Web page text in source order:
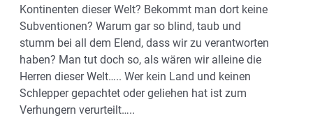
Kontinenten dieser Welt? Bekommt man dort keine
Subventionen? Warum gar so blind, taub und
stumm bei all dem Elend, dass wir zu verantworten
haben? Man tut doch so, als wären wir alleine die
Herren dieser Welt….. Wer kein Land und keinen
Schlepper gepachtet oder geliehen hat ist zum
Verhungern verurteilt…..